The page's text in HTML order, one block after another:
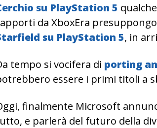
su PlayStation 5
da XboxEra
su PlayStation 5, in
tempo si vocifera di porting
essere i primi titoli a
finalmente Microsoft
e parlerà del futuro della